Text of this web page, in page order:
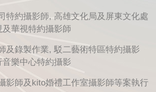
特約攝影師, 高雄文化局及屏東文化處
華視特約攝影師
及錄製作業, 駁二藝術特區特約攝影
樂中心特約攝影
影師及kito婚禮工作室攝影師等案執行